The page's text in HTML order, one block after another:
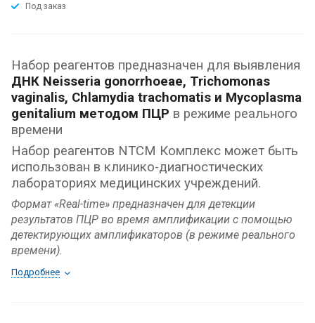
Под заказ
Набор реагентов предназначен для выявления
ДНК Neisseria gonorrhoeae, Trichomonas
vaginalis, Chlamydia trachomatis и Mycoplasma
genitalium методом ПЦР в режиме реального
времени
Набор реагентов NTCM Комплекс может быть
использован в клинико-диагностических
лабораториях медицинских учреждений.
Формат «Real-time» предназначен для детекции
результатов ПЦР во время амплификации с помощью
детектирующих амплификаторов (в режиме реального
времени).
Подробнее